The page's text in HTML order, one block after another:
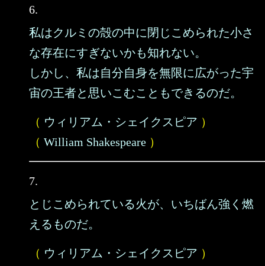
6.
私はクルミの殻の中に閉じこめられた小さ
な存在にすぎないかも知れない。
しかし、私は自分自身を無限に広がった宇
宙の王者と思いこむこともできるのだ。
（ ウィリアム・シェイクスピア ）
（ William Shakespeare ）
7.
とじこめられている火が、いちばん強く燃
えるものだ。
（ ウィリアム・シェイクスピア ）